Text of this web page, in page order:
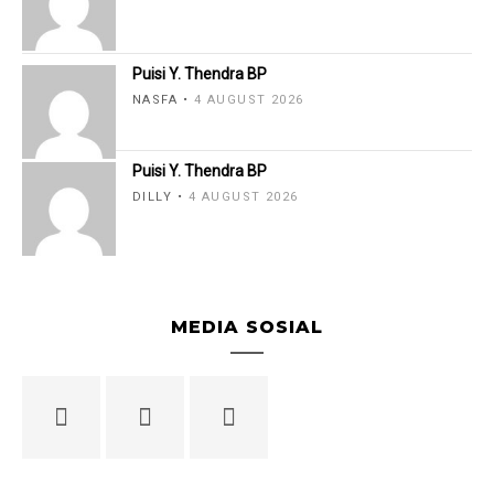
Puisi Y. Thendra BP
NASFA 4 AUGUST 2026
Puisi Y. Thendra BP
DILLY 4 AUGUST 2026
MEDIA SOSIAL